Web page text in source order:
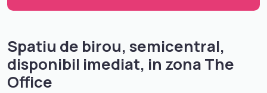
Spatiu de birou, semicentral,
disponibil imediat, in zona The
Office